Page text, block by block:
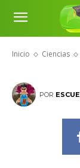
Inicio Ciencias
POR